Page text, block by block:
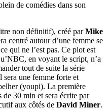
de comédies dans son
non définitif), créé parMike
centré autour d’une femme se
qui ne l’est pas. Ce plot est
en voyant le script, n’a
tout de suite la série
sera une femme forte et
(youpi). La première
de 30 min et sera écrite par
aux côtés de David Miner.